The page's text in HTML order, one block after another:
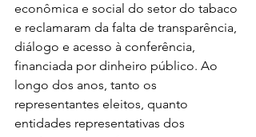
econômica e social do setor do tabaco
e reclamaram da falta de transparência,
diálogo e acesso à conferência,
financiada por dinheiro público. Ao
longo dos anos, tanto os
representantes eleitos, quanto
entidades representativas dos